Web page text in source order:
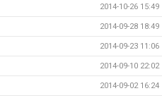
2014-10-26 15:49
2014-09-28 18:49
2014-09-23 11:06
2014-09-10 22:02
2014-09-02 16:24